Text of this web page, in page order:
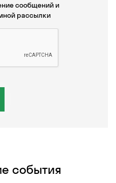
сообщений и
рассылки
события